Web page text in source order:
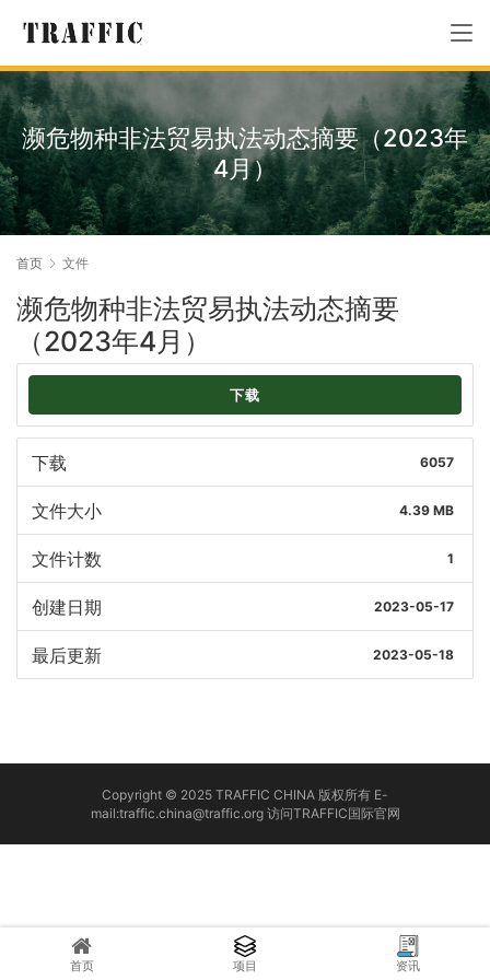
濒危物种非法贸易执法动态摘要（2023年
4月）
首页 文件
濒危物种非法贸易执法动态摘要
（2023年4月）
下载
下载 6057
文件大小 4.39 MB
文件计数 1
创建日期 2023-05-17
最后更新 2023-05-18
Copyright © 2025 TRAFFIC CHINA 版权所有 E-
mail:traffic.china@traffic.org 访问TRAFFIC国际官网
首页 项目 资讯